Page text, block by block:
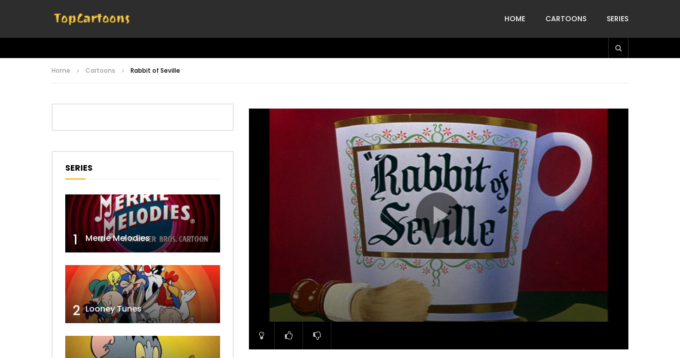
HOME CARTOONS SERIES
Home Cartoons Rabbit of Seville
SERIES
1 Merrie Melodies
2 Looney Tunes